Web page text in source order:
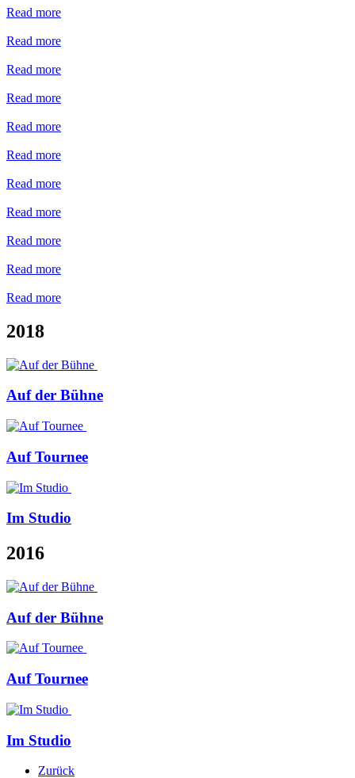
Read more
Read more
Read more
Read more
Read more
Read more
Read more
Read more
Read more
Read more
Read more
2018
Auf der Bühne
Auf Tournee
Im Studio
2016
Auf der Bühne
Auf Tournee
Im Studio
Zurück